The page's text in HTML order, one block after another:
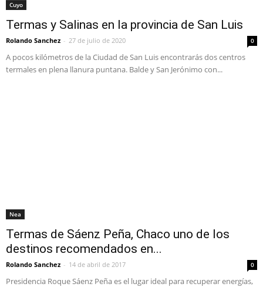
Cuyo
Termas y Salinas en la provincia de San Luis
Rolando Sanchez - 27 de julio de 2020 0
A pocos kilómetros de la Ciudad de San Luis encontrarás dos centros
termales en plena llanura puntana. Balde y San Jerónimo con...
Nea
Termas de Sáenz Peña, Chaco uno de los
destinos recomendados en...
Rolando Sanchez - 14 de abril de 2017 0
Presidencia Roque Sáenz Peña es el lugar ideal para recuperar energías,